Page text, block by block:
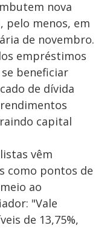
nova
pelo menos, em
de novembro.
empréstimos
beneficiar
de dívida
capital
vêm
como pontos de
ao
"Vale
de 13,75%,